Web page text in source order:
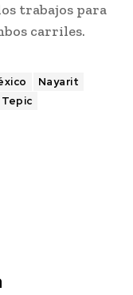
trabajos para
carriles.
Nayarit
Tepic